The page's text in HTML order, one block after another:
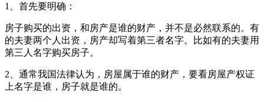
1、首先要明确：
房子购买的出资，和房产是谁的财产，并不是必然联系的。有
的夫妻两个人出资，房产却写着第三者名字。比如有的夫妻用
第三人名字购买房子。
2、通常我国法律认为，房屋属于谁的财产，要看房屋产权证
上名字是谁，房子就是谁的。